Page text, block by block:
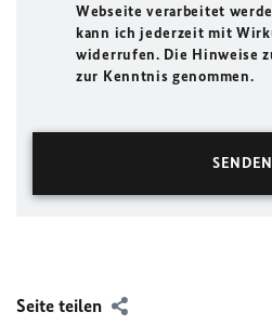
Webseite verarbeitet
kann ich jederzeit mit
widerrufen. Die Hinweise
zur Kenntnis genommen.
Seite teilen